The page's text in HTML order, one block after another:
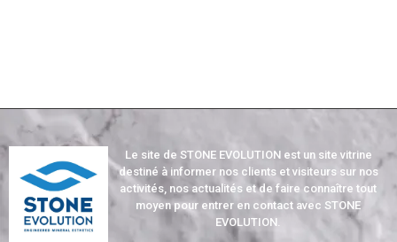
Le site de STONE EVOLUTION est un site vitrine
destiné à informer nos clients et visiteurs sur nos
activités, nos actualités et de faire connaître tout
moyen pour entrer en contact avec STONE
EVOLUTION.